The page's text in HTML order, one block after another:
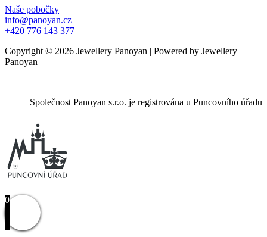
Naše pobočky
info@panoyan.cz
+420 776 143 377
Copyright © 2026 Jewellery Panoyan | Powered by Jewellery
Panoyan
Společnost Panoyan s.r.o. je registrována u Puncovního úřadu
0